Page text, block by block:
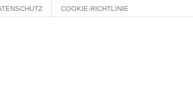
COOKIE-RICHTLINIE